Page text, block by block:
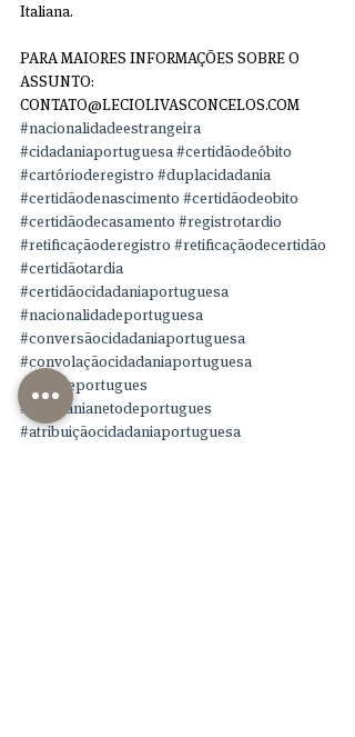
Italiana.
PARA MAIORES INFORMAÇÕES SOBRE O
ASSUNTO:
CONTATO@LECIOLIVASCONCELOS.COM
#nacionalidadeestrangeira
#cidadaniaportuguesa#certidãodeóbito
#cartórioderegistro #duplacidadania
#certidãodenascimento #certidãodeobito
#certidãodecasamento #registrotardio
#retificaçãoderegistro #retificaçãodecertidão
#certidãotardia
#certidãocidadaniaportuguesa
#nacionalidadeportuguesa
#conversãocidadaniaportuguesa
#convolaçãocidadaniaportuguesa
#netodeportugues
#cidadanianetodeportugues
#atribuiçãocidadaniaportuguesa